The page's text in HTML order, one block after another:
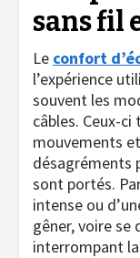
sans fil
Le confort
l’expérience
souvent les
câbles. Ceux-
mouvements
désagréments
sont portés.
intense ou
gêner, voire
interrompant